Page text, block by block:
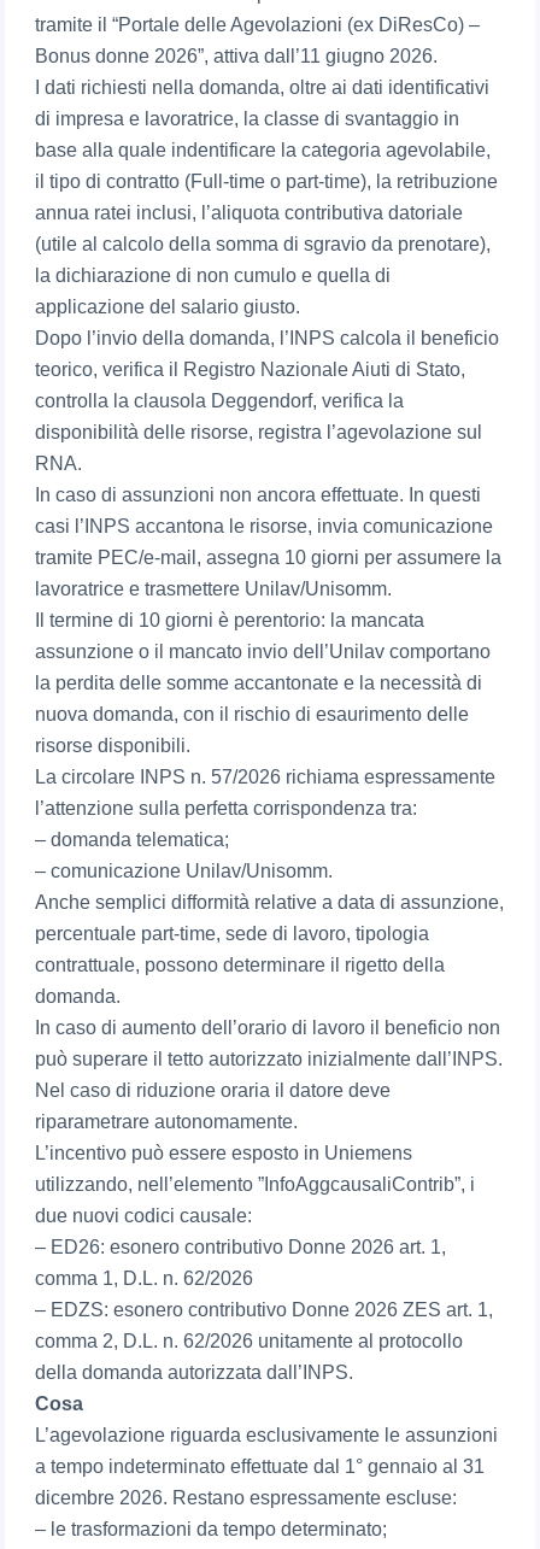
tramite il “Portale delle Agevolazioni (ex DiResCo) –
Bonus donne 2026”, attiva dall’11 giugno 2026.
I dati richiesti nella domanda, oltre ai dati identificativi
di impresa e lavoratrice, la classe di svantaggio in
base alla quale indentificare la categoria agevolabile,
il tipo di contratto (Full-time o part-time), la retribuzione
annua ratei inclusi, l’aliquota contributiva datoriale
(utile al calcolo della somma di sgravio da prenotare),
la dichiarazione di non cumulo e quella di
applicazione del salario giusto.
Dopo l’invio della domanda, l’INPS calcola il beneficio
teorico, verifica il Registro Nazionale Aiuti di Stato,
controlla la clausola Deggendorf, verifica la
disponibilità delle risorse, registra l’agevolazione sul
RNA.
In caso di assunzioni non ancora effettuate. In questi
casi l’INPS accantona le risorse, invia comunicazione
tramite PEC/e-mail, assegna 10 giorni per assumere la
lavoratrice e trasmettere Unilav/Unisomm.
Il termine di 10 giorni è perentorio: la mancata
assunzione o il mancato invio dell’Unilav comportano
la perdita delle somme accantonate e la necessità di
nuova domanda, con il rischio di esaurimento delle
risorse disponibili.
La circolare INPS n. 57/2026 richiama espressamente
l’attenzione sulla perfetta corrispondenza tra:
– domanda telematica;
– comunicazione Unilav/Unisomm.
Anche semplici difformità relative a data di assunzione,
percentuale part-time, sede di lavoro, tipologia
contrattuale, possono determinare il rigetto della
domanda.
In caso di aumento dell’orario di lavoro il beneficio non
può superare il tetto autorizzato inizialmente dall’INPS.
Nel caso di riduzione oraria il datore deve
riparametrare autonomamente.
L’incentivo può essere esposto in Uniemens
utilizzando, nell’elemento ”InfoAggcausaliContrib”, i
due nuovi codici causale:
– ED26: esonero contributivo Donne 2026 art. 1,
comma 1, D.L. n. 62/2026
– EDZS: esonero contributivo Donne 2026 ZES art. 1,
comma 2, D.L. n. 62/2026 unitamente al protocollo
della domanda autorizzata dall’INPS.
Cosa
L’agevolazione riguarda esclusivamente le assunzioni
a tempo indeterminato effettuate dal 1° gennaio al 31
dicembre 2026. Restano espressamente escluse:
– le trasformazioni da tempo determinato;